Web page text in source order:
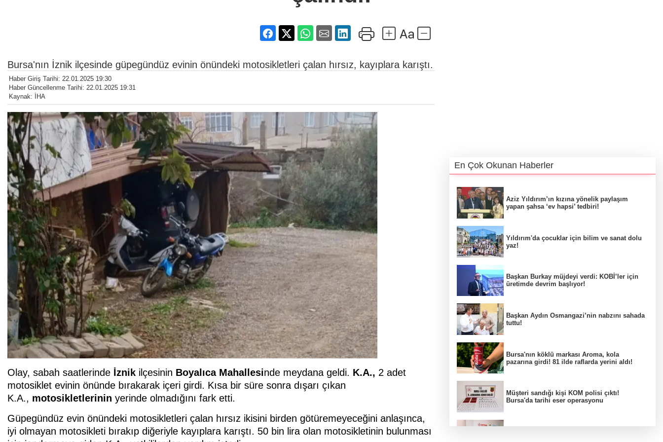
Bursa'nın İznik ilçesinde güpegündüz evinin önündeki motosikletleri çalan hırsız, kayıplara karıştı.
Haber Giriş Tarihi: 22.01.2025 19:30
Haber Güncellenme Tarihi: 22.01.2025 19:31
Kaynak: İHA
Olay, sabah saatlerinde İznik ilçesinin Boyalıca Mahallesinde meydana geldi. K.A., 2 adet
motosiklet evinin önünde bırakarak içeri girdi. Kısa bir süre sonra dışarı çıkan
K.A., motosikletlerinin yerinde olmadığını fark etti.
Güpegündüz evin önündeki motosikletleri çalan hırsız ikisini birden götüremeyeceğini anlaşınca,
iyi olmayan motosikleti bırakıp diğeriyle kayıplara karıştı. 50 bin lira olan motosikletinin bulunması
En Çok Okunan Haberler
Aziz Yıldırım’ın kızına yönelik paylaşım
yapan şahsa ‘ev hapsi’ tedbiri!
Yıldırım'da çocuklar için bilim ve sanat dolu
yaz!
Başkan Burkay müjdeyi verdi: KOBİ’ler için
üretimde devrim başlıyor!
Başkan Aydın Osmangazi’nin nabzını sahada
tuttu!
Bursa'nın köklü markası Aroma, kola
pazarına girdi! 81 ilde raflarda yerini aldı!
Müşteri sandığı kişi KOM polisi çıktı!
Bursa'da tarihi eser operasyonu